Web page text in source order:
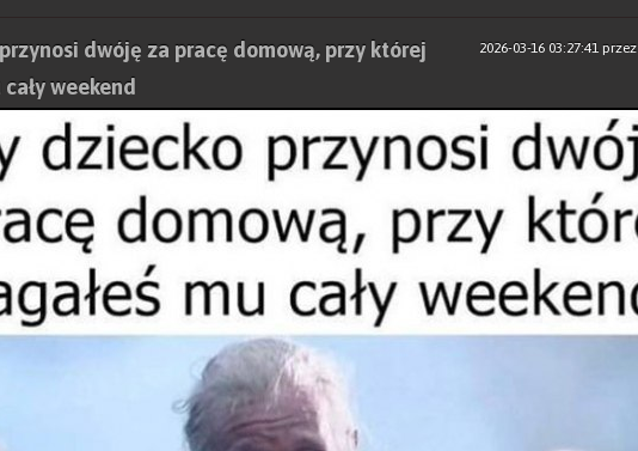
2026-03-16 03:27:41przez
dwóję za pracę domową, przy której
weekend